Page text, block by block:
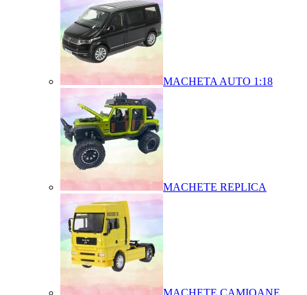
MACHETA AUTO 1:18
MACHETE REPLICA
MACHETE CAMIOANE